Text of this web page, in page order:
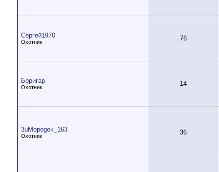
Сергей1970
Охотник 76
Боригар
Охотник 14
3uMopogok_163
Охотник 36